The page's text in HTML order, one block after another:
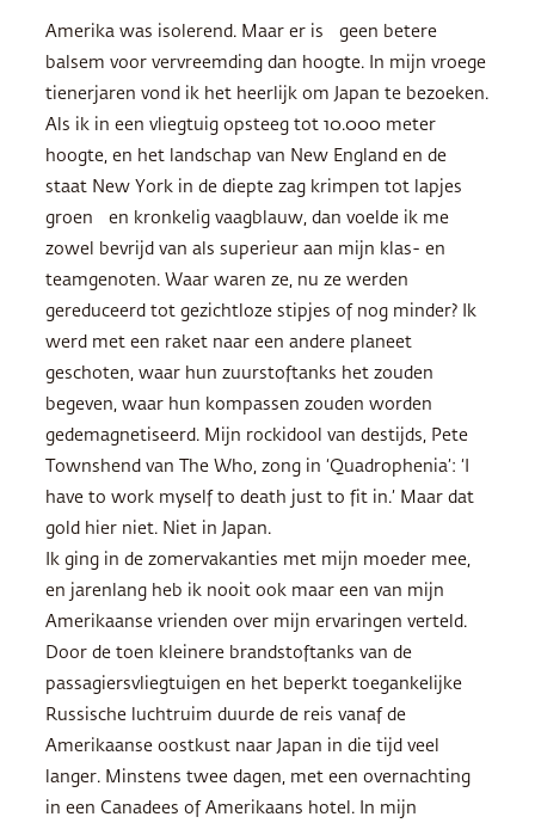
Amerika was isolerend. Maar er is geen betere
balsem voor vervreemding dan hoogte. In mijn vroege
tienerjaren vond ik het heerlijk om Japan te bezoeken.
Als ik in een vliegtuig opsteeg tot 10.000 meter
hoogte, en het landschap van New England en de
staat New York in de diepte zag krimpen tot lapjes
groen en kronkelig vaagblauw, dan voelde ik me
zowel bevrijd van als superieur aan mijn klas- en
teamgenoten. Waar waren ze, nu ze werden
gereduceerd tot gezichtloze stipjes of nog minder? Ik
werd met een raket naar een andere planeet
geschoten, waar hun zuurstoftanks het zouden
begeven, waar hun kompassen zouden worden
gedemagnetiseerd. Mijn rockidool van destijds, Pete
Townshend van The Who, zong in ‘Quadrophenia’: ‘I
have to work myself to death just to fit in.’ Maar dat
gold hier niet. Niet in Japan.
Ik ging in de zomervakanties met mijn moeder mee,
en jarenlang heb ik nooit ook maar een van mijn
Amerikaanse vrienden over mijn ervaringen verteld.
Door de toen kleinere brandstoftanks van de
passagiersvliegtuigen en het beperkt toegankelijke
Russische luchtruim duurde de reis vanaf de
Amerikaanse oostkust naar Japan in die tijd veel
langer. Minstens twee dagen, met een overnachting
in een Canadees of Amerikaans hotel. In mijn